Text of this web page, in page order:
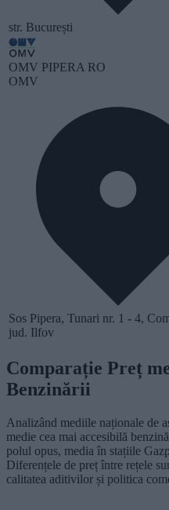
str. București
OMV PIPERA RO
OMV
Sos Pipera, Tunari nr. 1 - 4,
jud. Ilfov
Comparație Preț
Benzinării
Analizând mediile naționale de
medie cea mai accesibilă
polul opus, media în stațiile
Diferențele de preț între rețele
calitatea aditivilor și politica